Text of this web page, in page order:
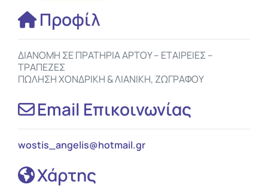
Προφίλ
ΔΙΑΝΟΜΗ ΣΕ ΠΡΑΤΗΡΙΑ ΑΡΤΟΥ – ΕΤΑΙΡΕΙΕΣ –
ΤΡΑΠΕΖΕΣ
ΠΩΛΗΣΗ ΧΟΝΔΡΙΚΗ & ΛΙΑΝΙΚΗ, ΖΩΓΡΑΦΟΥ
Email Επικοινωνίας
wostis_angelis@hotmail.gr
Χάρτης